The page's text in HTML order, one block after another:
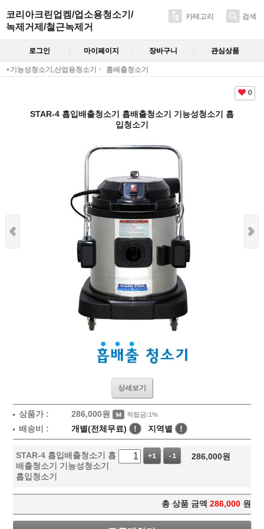
코리아크린업켐/업소용청소기/
녹제거제/철근녹제거
카테고리 검색
로그인 마이페이지 장바구니 관심상품
+기능성청소기,산업용청소기 흡배출청소기
0
STAR-4 흡입배출청소기 흡배출청소기 기능성청소기 흡
입청소기
상세보기
상품가 : 286,000원 적립금:1%
배송비 : 개별(전체무료) ! 지역별 !
STAR-4 흡입배출청소기 흡
배출청소기 기능성청소기
흡입청소기
+1 -1 286,000원
총 상품 금액 286,000 원